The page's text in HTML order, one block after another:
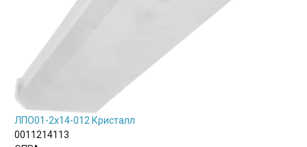
ЛПО01-2х14-012 Кристалл
0011214113